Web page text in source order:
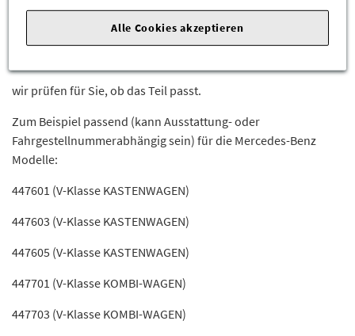
Kein Problem.
Senden Sie uns die komplette Fahrgestellnummer Ihres
wir prüfen für Sie, ob das Teil passt.
Zum Beispiel passend (kann Ausstattung- oder
Fahrgestellnummerabhängig sein) für die Mercedes-Benz
Modelle:
447601 (V-Klasse KASTENWAGEN)
447603 (V-Klasse KASTENWAGEN)
447605 (V-Klasse KASTENWAGEN)
447701 (V-Klasse KOMBI-WAGEN)
447703 (V-Klasse KOMBI-WAGEN)
Alle Cookies akzeptieren